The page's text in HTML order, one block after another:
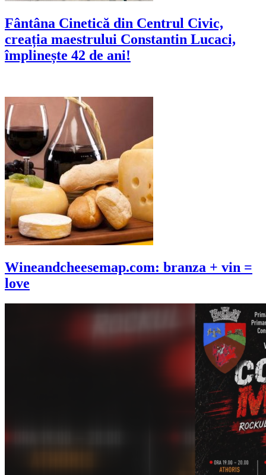
Fântâna Cinetică din Centrul Civic,
creația maestrului Constantin Lucaci,
împlinește 42 de ani!
Wineandcheesemap.com: branza + vin =
love